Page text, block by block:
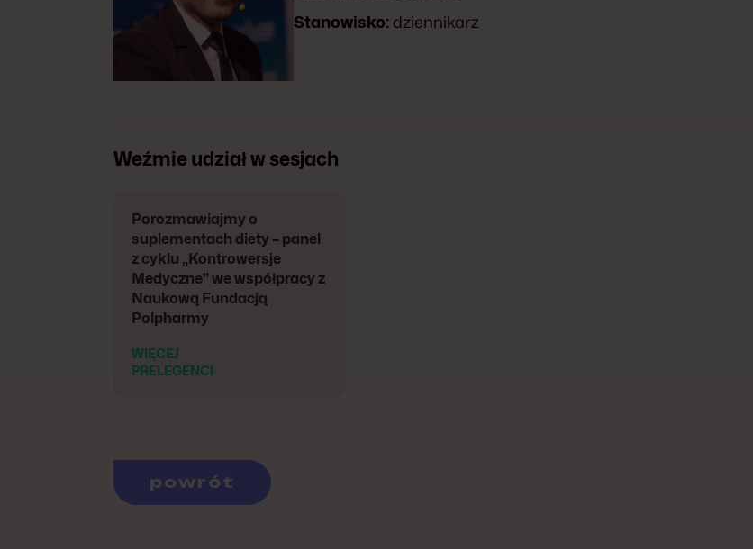
Stanowisko: dziennikarz
Weźmie udział w sesjach
Porozmawiajmy o
suplementach diety – panel
z cyklu „Kontrowersje
Medyczne” we współpracy z
Naukową Fundacją
Polpharmy
WIĘCEJ
PRELEGENCI
powrót